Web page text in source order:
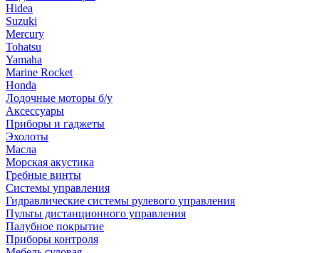
Hidea
Suzuki
Mercury
Tohatsu
Yamaha
Marine Rocket
Honda
Лодочные моторы б/у
Аксессуары
Приборы и гаджеты
Эхолоты
Масла
Морская акустика
Гребные винты
Системы управления
Гидравлические системы рулевого управления
Пульты дистанционного управления
Палубное покрытие
Приборы контроля